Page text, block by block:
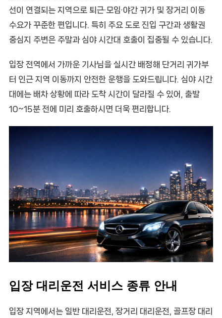
선이 연결되는 지역으로 퇴근·모임·야간 귀가 및 장거리 이동
수요가 꾸준한 편입니다. 특히 주요 도로 진입 구간과 생활권
중심지 주변은 주말과 심야 시간대 호출이 집중될 수 있습니다.
입장 전역에서 가까운 기사님을 실시간 배정해 단거리 귀가부
터 인근 지역 이동까지 안전한 운행을 도와드립니다. 심야 시간
대에는 배차 상황에 따라 도착 시간이 달라질 수 있어, 출발
10~15분 전에 미리 호출하시면 더욱 편리합니다.
입장 대리운전 서비스 종류 안내
입장 지역에서는 일반 대리운전, 장거리 대리운전, 골프장 대리